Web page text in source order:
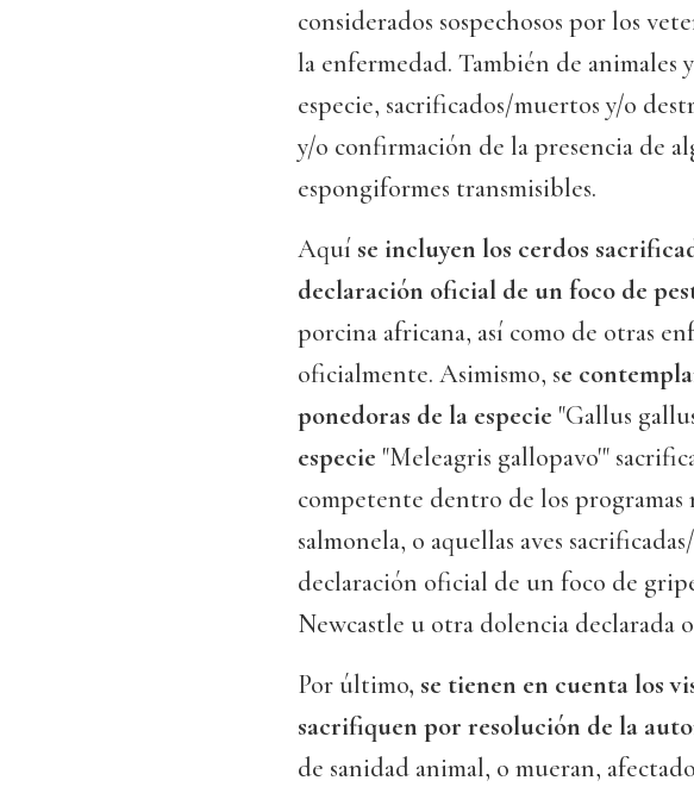
considerados sospechosos por los
la enfermedad. También de animales
especie, sacrificados/muertos y/o
y/o confirmación de la presencia de
espongiformes transmisibles.
Aquí se incluyen los cerdos
declaración oficial de un foco de
porcina africana, así como de otras
oficialmente. Asimismo, se
ponedoras de la especie "Gallus
especie "Meleagris gallopavo'"
competente dentro de los
salmonela, o aquellas aves
declaración oficial de un foco de
Newcastle u otra dolencia declarada
Por último, se tienen en cuenta los
sacrifiquen por resolución de la
de sanidad animal, o mueran,